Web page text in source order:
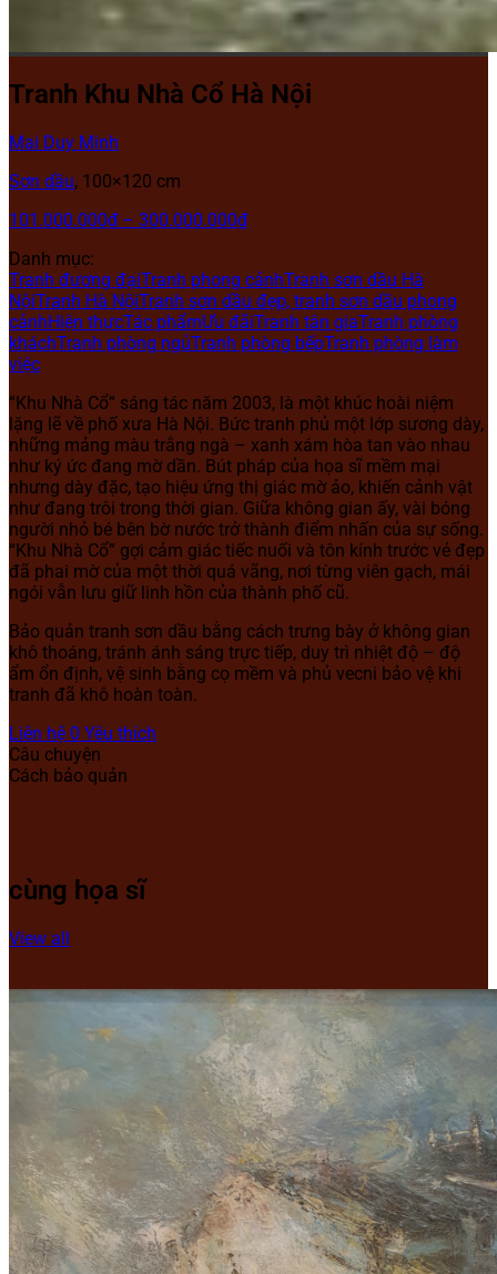
Tranh Khu Nhà Cổ Hà Nội
Mai Duy Minh
Sơn dầu, 100×120 cm
101.000.000₫ – 300.000.000₫
Danh mục:
Tranh đương đạiTranh phong cảnhTranh sơn dầu Hà
NộiTranh Hà NộiTranh sơn dầu đẹp, tranh sơn dầu phong
cảnhHiện thựcTác phẩmƯu đãiTranh tân giaTranh phòng
kháchTranh phòng ngủTranh phòng bếpTranh phòng làm
việc
“Khu Nhà Cổ” sáng tác năm 2003, là một khúc hoài niệm
lặng lẽ về phố xưa Hà Nội. Bức tranh phủ một lớp sương dày,
những mảng màu trắng ngà – xanh xám hòa tan vào nhau
như ký ức đang mờ dần. Bút pháp của họa sĩ mềm mại
nhưng dày đặc, tạo hiệu ứng thị giác mờ ảo, khiến cảnh vật
như đang trôi trong thời gian. Giữa không gian ấy, vài bóng
người nhỏ bé bên bờ nước trở thành điểm nhấn của sự sống.
“Khu Nhà Cổ” gợi cảm giác tiếc nuối và tôn kính trước vẻ đẹp
đã phai mờ của một thời quá vãng, nơi từng viên gạch, mái
ngói vẫn lưu giữ linh hồn của thành phố cũ.
Bảo quản tranh sơn dầu bằng cách trưng bày ở không gian
khô thoáng, tránh ánh sáng trực tiếp, duy trì nhiệt độ – độ
ẩm ổn định, vệ sinh bằng cọ mềm và phủ vecni bảo vệ khi
tranh đã khô hoàn toàn.
Liên hệ 0 Yêu thích
Câu chuyện
Cách bảo quản
cùng họa sĩ
View all